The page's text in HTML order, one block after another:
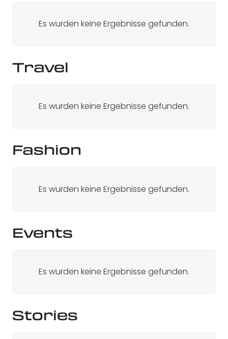
Es wurden keine Ergebnisse gefunden.
Travel
Es wurden keine Ergebnisse gefunden.
Fashion
Es wurden keine Ergebnisse gefunden.
Events
Es wurden keine Ergebnisse gefunden.
Stories